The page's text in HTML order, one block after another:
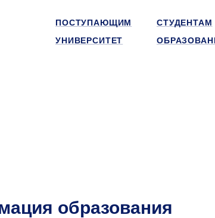
ПОСТУПАЮЩИМ
СТУДЕНТАМ
УНИВЕРСИТЕТ
образования